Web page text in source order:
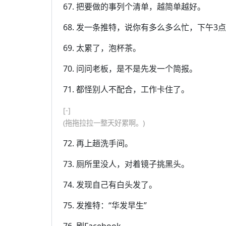
67. 把要做的事列个清单，越简单越好。
68. 发一条推特，说你有多么多么忙，下午3
69. 太累了，泡杯茶。
70. 问问老板，是不是先发一个简报。
71. 都怪别人不配合，工作卡住了。
[-]
(拖拖拉拉一整天好累啊。)
72. 再上趟洗手间。
73. 厕所里没人，对着镜子挑黑头。
74. 发现自己有白头发了。
75. 发推特：“华发早生”